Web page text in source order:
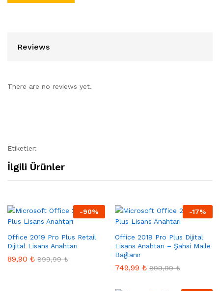
Reviews
There are no reviews yet.
Etiketler:
İlgili Ürünler
-90%
Office 2019 Pro Plus Retail
Dijital Lisans Anahtarı
89,90 ₺ 899,99₺
-17%
Office 2019 Pro Plus Dijital
Lisans Anahtarı – Şahsi Maile
Bağlanır
749,99 ₺ 899,99₺